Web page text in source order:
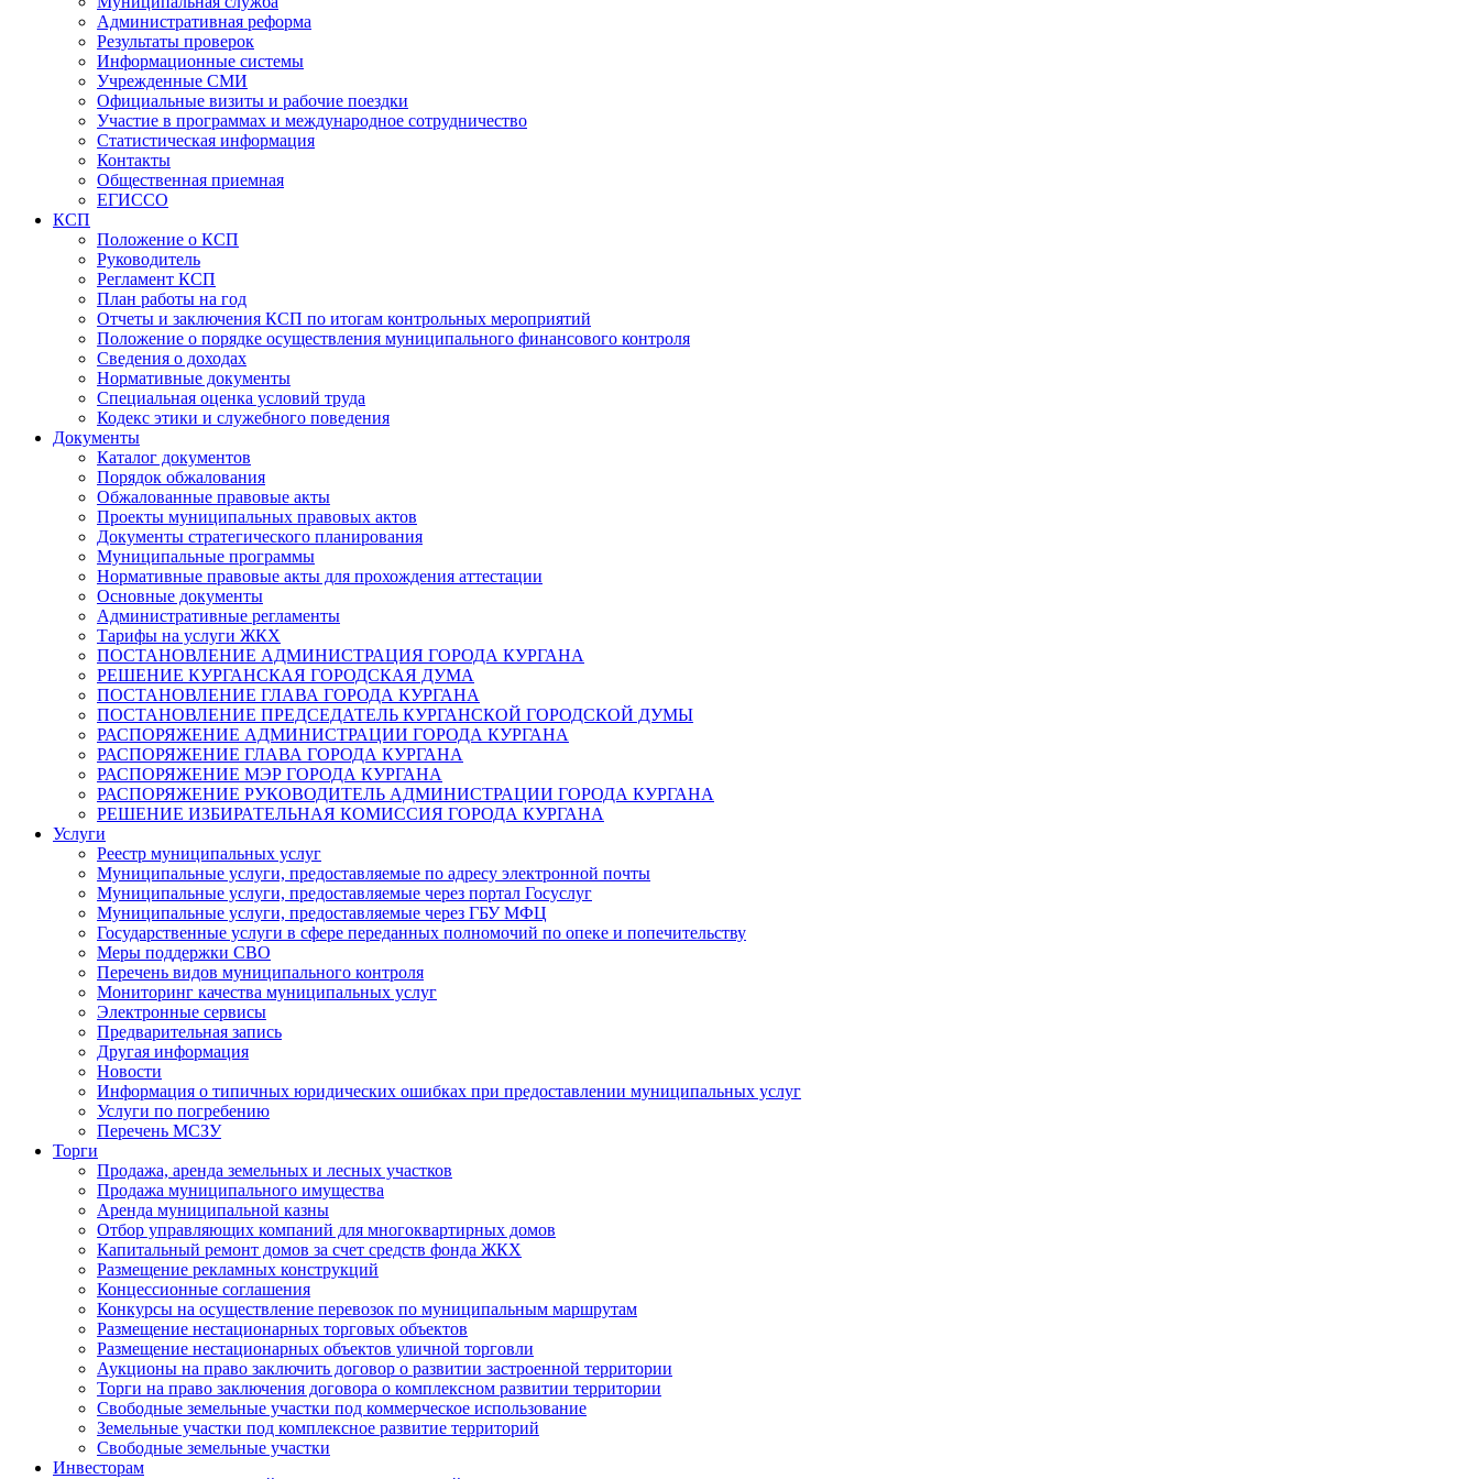
Административная реформа
Результаты проверок
Информационные системы
Учрежденные СМИ
Официальные визиты и рабочие поездки
Участие в программах и международное сотрудничество
Статистическая информация
Контакты
Общественная приемная
ЕГИССО
КСП
Положение о КСП
Руководитель
Регламент КСП
План работы на год
Отчеты и заключения КСП по итогам контрольных мероприятий
Положение о порядке осуществления муниципального финансового контроля
Сведения о доходах
Нормативные документы
Специальная оценка условий труда
Кодекс этики и служебного поведения
Документы
Каталог документов
Порядок обжалования
Обжалованные правовые акты
Проекты муниципальных правовых актов
Документы стратегического планирования
Муниципальные программы
Нормативные правовые акты для прохождения аттестации
Основные документы
Административные регламенты
Тарифы на услуги ЖКХ
ПОСТАНОВЛЕНИЕ АДМИНИСТРАЦИЯ ГОРОДА КУРГАНА
РЕШЕНИЕ КУРГАНСКАЯ ГОРОДСКАЯ ДУМА
ПОСТАНОВЛЕНИЕ ГЛАВА ГОРОДА КУРГАНА
ПОСТАНОВЛЕНИЕ ПРЕДСЕДАТЕЛЬ КУРГАНСКОЙ ГОРОДСКОЙ ДУМЫ
РАСПОРЯЖЕНИЕ АДМИНИСТРАЦИИ ГОРОДА КУРГАНА
РАСПОРЯЖЕНИЕ ГЛАВА ГОРОДА КУРГАНА
РАСПОРЯЖЕНИЕ МЭР ГОРОДА КУРГАНА
РАСПОРЯЖЕНИЕ РУКОВОДИТЕЛЬ АДМИНИСТРАЦИИ ГОРОДА КУРГАНА
РЕШЕНИЕ ИЗБИРАТЕЛЬНАЯ КОМИССИЯ ГОРОДА КУРГАНА
Услуги
Реестр муниципальных услуг
Муниципальные услуги, предоставляемые по адресу электронной почты
Муниципальные услуги, предоставляемые через портал Госуслуг
Муниципальные услуги, предоставляемые через ГБУ МФЦ
Государственные услуги в сфере переданных полномочий по опеке и попечительству
Меры поддержки СВО
Перечень видов муниципального контроля
Мониторинг качества муниципальных услуг
Электронные сервисы
Предварительная запись
Другая информация
Новости
Информация о типичных юридических ошибках при предоставлении муниципальных услуг
Услуги по погребению
Перечень МСЗУ
Торги
Продажа, аренда земельных и лесных участков
Продажа муниципального имущества
Аренда муниципальной казны
Отбор управляющих компаний для многоквартирных домов
Капитальный ремонт домов за счет средств фонда ЖКХ
Размещение рекламных конструкций
Концессионные соглашения
Конкурсы на осуществление перевозок по муниципальным маршрутам
Размещение нестационарных торговых объектов
Размещение нестационарных объектов уличной торговли
Аукционы на право заключить договор о развитии застроенной территории
Торги на право заключения договора о комплексном развитии территории
Свободные земельные участки под коммерческое использование
Земельные участки под комплексное развитие территорий
Свободные земельные участки
Инвесторам